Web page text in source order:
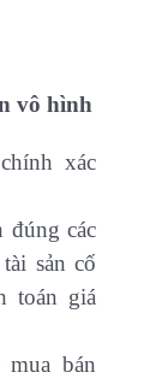
vô hình
xác
đúng các
sản cố
toán giá
bán